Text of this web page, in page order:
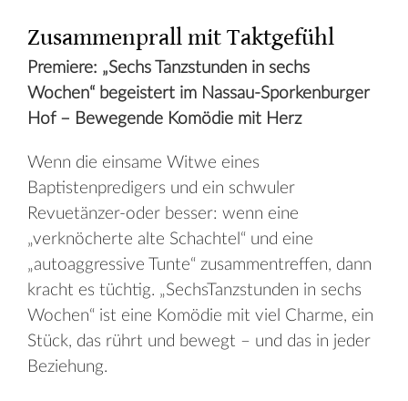
Zusammenprall mit Taktgefühl
Premiere: „Sechs Tanzstunden in sechs
Wochen“ begeistert im Nassau-Sporkenburger
Hof – Bewegende Komödie mit Herz
Wenn die einsame Witwe eines
Baptistenpredigers und ein schwuler
Revuetänzer-oder besser: wenn eine
„verknöcherte alte Schachtel“ und eine
„autoaggressive Tunte“ zusammentreffen, dann
kracht es tüchtig. „SechsTanzstunden in sechs
Wochen“ ist eine Komödie mit viel Charme, ein
Stück, das rührt und bewegt – und das in jeder
Beziehung.